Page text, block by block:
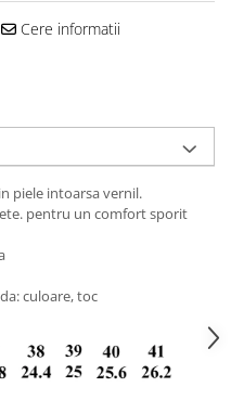
Cere informatii
piele intoarsa vernil.
pentru un comfort sporit
culoare, toc